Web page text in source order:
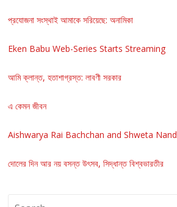
প্রযোজনা সংস্থাই আমাকে সরিয়েছে: অনামিকা
Eken Babu Web-Series Starts Streaming
আমি ক্লান্ত, হতাশাগ্রস্ত: লাবণী সরকার
এ কেমন জীবন
Aishwarya Rai Bachchan and Shweta
দোলের দিন আর নয় বসন্ত উৎসব, সিদ্ধান্ত বিশ্বভারতীর